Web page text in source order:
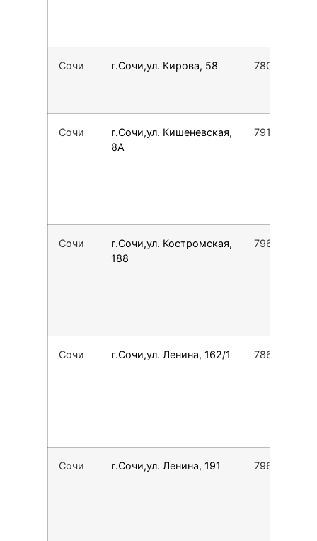
Сочи г.Сочи,ул. Кирова, 58
Сочи
г.Сочи,ул. Кишеневская,
8А
Сочи
г.Сочи,ул. Костромская,
188
Сочи г.Сочи,ул. Ленина, 162/1
Сочи г.Сочи,ул. Ленина, 191